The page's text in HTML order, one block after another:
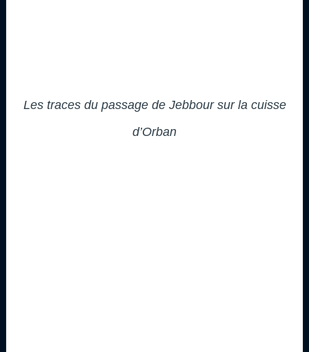
Les traces du passage de Jebbour sur la cuisse
d’Orban